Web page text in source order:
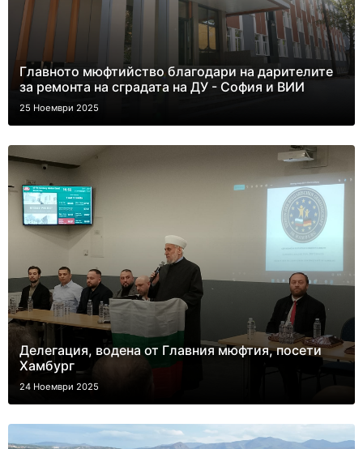
Главното мюфтийство благодари на дарителите
за ремонта на сградата на ДУ - София и ВИИ
25 Ноември 2025
Делегация, водена от Главния мюфтия, посети
Хамбург
24 Ноември 2025